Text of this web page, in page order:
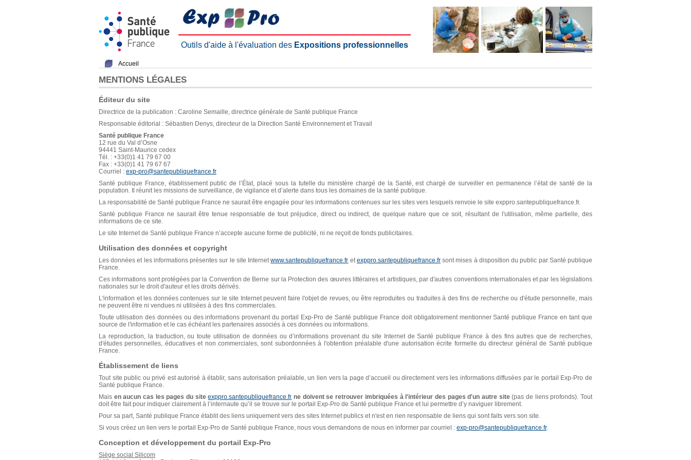
Outils d'aide à l'évaluation des Expositions professionnelles
Accueil
MENTIONS LÉGALES
Éditeur du site
Directrice de la publication : Caroline Semaille, directrice générale de Santé publique France
Responsable éditorial : Sébastien Denys, directeur de la Direction Santé Environnement et Travail
Santé publique France
12 rue du Val d’Osne
94441 Saint-Maurice cedex
Tél. : +33(0)1 41 79 67 00
Fax : +33(0)1 41 79 67 67
Courriel : exp-pro@santepubliquefrance.fr
Santé publique France, établissement public de l’État, placé sous la tutelle du ministère chargé de la Santé, est chargé de surveiller en permanence l’état de santé de la
population. Il réunit les missions de surveillance, de vigilance et d’alerte dans tous les domaines de la santé publique.
La responsabilité de Santé publique France ne saurait être engagée pour les informations contenues sur les sites vers lesquels renvoie le site exppro.santepubliquefrance.fr.
Santé publique France ne saurait être tenue responsable de tout préjudice, direct ou indirect, de quelque nature que ce soit, résultant de l'utilisation, même partielle, des
informations de ce site.
Le site Internet de Santé publique France n’accepte aucune forme de publicité, ni ne reçoit de fonds publicitaires.
Utilisation des données et copyright
Les données et les informations présentes sur le site Internetwww.santepubliquefrance.fr etexppro.santepubliquefrance.frsont mises à disposition du public par Santé publique
France.
Ces informations sont protégées par la Convention de Berne sur la Protection des œuvres littéraires et artistiques, par d'autres conventions internationales et par les législations
nationales sur le droit d'auteur et les droits dérivés.
L'information et les données contenues sur le site Internet peuvent faire l'objet de revues, ou être reproduites ou traduites à des fins de recherche ou d'étude personnelle, mais
ne peuvent être ni vendues ni utilisées à des fins commerciales.
Toute utilisation des données ou des informations provenant du portail Exp-Pro de Santé publique France doit obligatoirement mentionner Santé publique France en tant que
source de l'information et le cas échéant les partenaires associés à ces données ou informations.
La reproduction, la traduction, ou toute utilisation de données ou d’informations provenant du site Internet de Santé publique France à des fins autres que de recherches,
d'études personnelles, éducatives et non commerciales, sont subordonnées à l'obtention préalable d'une autorisation écrite formelle du directeur général de Santé publique
France.
Établissement de liens
Tout site public ou privé est autorisé à établir, sans autorisation préalable, un lien vers la page d’accueil ou directement vers les informations diffusées par le portail Exp-Pro de
Santé publique France.
Mais en aucun cas les pages du siteexppro.santepubliquefrance.fr ne doivent se retrouver imbriquées à l'intérieur des pages d'un autre site(pas de liens profonds). Tout
doit être fait pour indiquer clairement à l’internaute qu’il se trouve sur le portail Exp-Pro de Santé publique France et lui permettre d’y naviguer librement.
Pour sa part, Santé publique France établit des liens uniquement vers des sites Internet publics et n'est en rien responsable de liens qui sont faits vers son site.
Si vous créez un lien vers le portail Exp-Pro de Santé publique France, nous vous demandons de nous en informer par courriel : exp-pro@santepubliquefrance.fr.
Conception et développement du portail Exp-Pro
Siège social Silicom